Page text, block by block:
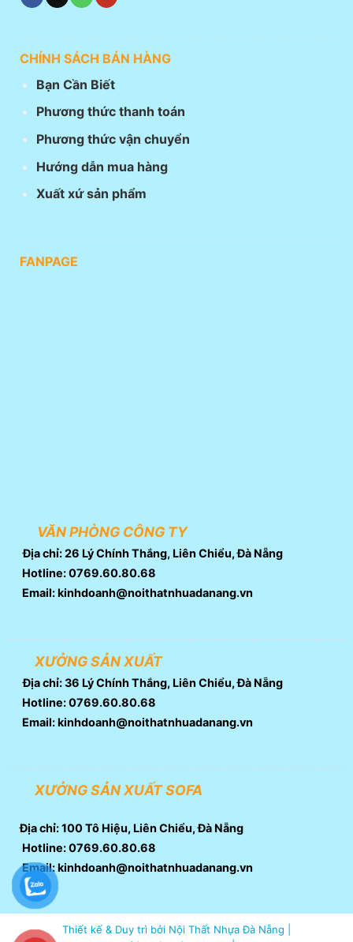
CHÍNH SÁCH BÁN HÀNG
Bạn Cần Biết
Phương thức thanh toán
Phương thức vận chuyển
Hướng dẫn mua hàng
Xuất xứ sản phẩm
FANPAGE
VĂN PHÒNG CÔNG TY
Địa chỉ: 26 Lý Chính Thắng, Liên Chiểu, Đà Nẵng
Hotline: 0769.60.80.68
Email: kinhdoanh@noithatnhuadanang.vn
XƯỞNG SẢN XUẤT
Địa chỉ: 36 Lý Chính Thắng, Liên Chiểu, Đà Nẵng
Hotline: 0769.60.80.68
Email: kinhdoanh@noithatnhuadanang.vn
XƯỞNG SẢN XUẤT SOFA
Địa chỉ: 100 Tô Hiệu, Liên Chiểu, Đà Nẵng
Hotline: 0769.60.80.68
Email: kinhdoanh@noithatnhuadanang.vn
Thiết kế & Duy trì bởi Nội Thất Nhựa Đà Nẵng |